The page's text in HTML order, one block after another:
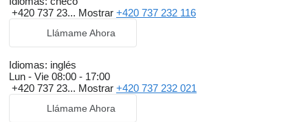
+420 737 23... Mostrar +420 737 232 116
Llámame Ahora
Idiomas: inglés
Lun - Vie 08:00 - 17:00
+420 737 23... Mostrar +420 737 232 021
Llámame Ahora